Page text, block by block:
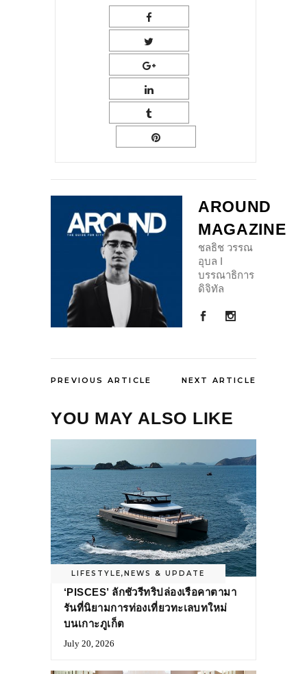
AROUND
MAGAZINE
ชลธิช วรรณ
อุบล I
บรรณาธิการ
ดิจิทัล
PREVIOUS ARTICLE NEXT ARTICLE
YOU MAY ALSO LIKE
LIFESTYLE,NEWS & UPDATE
‘PISCES’ ลักชัวรีทริปล่องเรือคาตามา
รันที่นิยามการท่องเที่ยวทะเลบทใหม่
บนเกาะภูเก็ต
July 20, 2026